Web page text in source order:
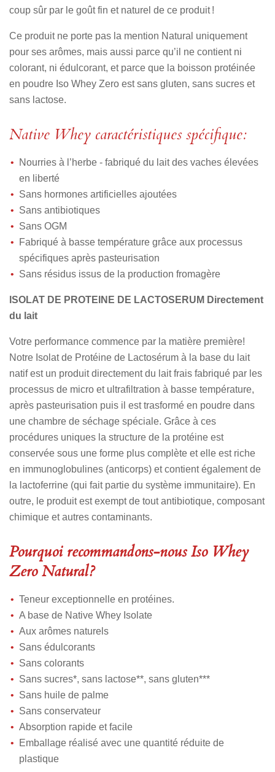
coup sûr par le goût fin et naturel de ce produit !
Ce produit ne porte pas la mention Natural uniquement
pour ses arômes, mais aussi parce qu’il ne contient ni
colorant, ni édulcorant, et parce que la boisson protéinée
en poudre Iso Whey Zero est sans gluten, sans sucres et
sans lactose.
Native Whey caractéristiques spécifique:
Nourries à l’herbe - fabriqué du lait des vaches élevées
en liberté
Sans hormones artificielles ajoutées
Sans antibiotiques
Sans OGM
Fabriqué à basse température grâce aux processus
spécifiques après pasteurisation
Sans résidus issus de la production fromagère
ISOLAT DE PROTEINE DE LACTOSERUM Directement
du lait
Votre performance commence par la matière première!
Notre Isolat de Protéine de Lactosérum à la base du lait
natif est un produit directement du lait frais fabriqué par les
processus de micro et ultrafiltration à basse température,
après pasteurisation puis il est trasformé en poudre dans
une chambre de séchage spéciale. Grâce à ces
procédures uniques la structure de la protéine est
conservée sous une forme plus complète et elle est riche
en immunoglobulines (anticorps) et contient également de
la lactoferrine (qui fait partie du système immunitaire). En
outre, le produit est exempt de tout antibiotique, composant
chimique et autres contaminants.
Pourquoi recommandons-nous Iso Whey
Zero Natural?
Teneur exceptionnelle en protéines.
A base de Native Whey Isolate
Aux arômes naturels
Sans édulcorants
Sans colorants
Sans sucres*, sans lactose**, sans gluten***
Sans huile de palme
Sans conservateur
Absorption rapide et facile
Emballage réalisé avec une quantité réduite de
plastique